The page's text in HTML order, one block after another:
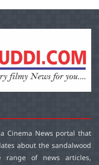
Cinema News portal that
about the sandalwood
of news articles,